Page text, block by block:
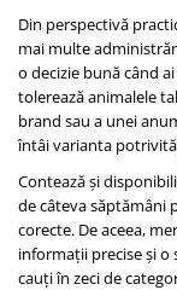
Din perspectivă
mai multe
o decizie bună când
tolerează animalele
brand sau a unei
întâi varianta
Contează și
de câteva săptămâni
corecte. De aceea,
informații precise și o
cauți în zeci de